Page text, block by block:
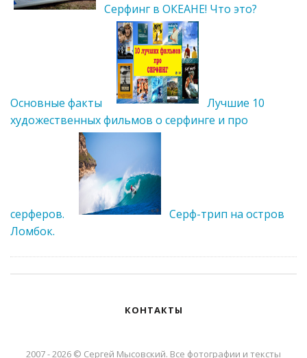
Серфинг в ОКЕАНЕ! Что это?
Основные факты
Лучшие 10
художественных фильмов о серфинге и про
серферов.
Серф-трип на остров
Ломбок.
КОНТАКТЫ
2007 - 2026 © Сергей Мысовский. Все фотографии и тексты